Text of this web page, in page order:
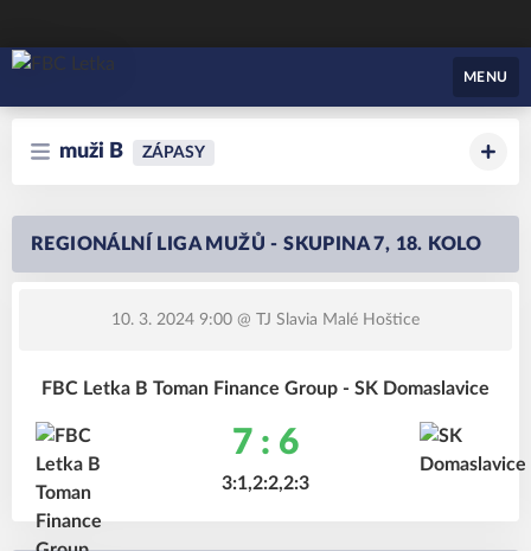
FBC Letka
MENU
muži B ZÁPASY
REGIONÁLNÍ LIGA MUŽŮ - SKUPINA 7, 18. KOLO
10. 3. 2024 9:00 @ TJ Slavia Malé Hoštice
FBC Letka B Toman Finance Group - SK Domaslavice
7 : 6
3:1,2:2,2:3